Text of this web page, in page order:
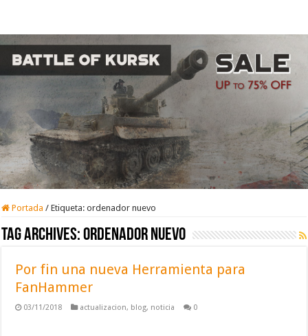
Portada / Etiqueta:ordenador nuevo
Tag Archives:ordenador nuevo
Por fin una nueva Herramienta para
FanHammer
03/11/2018 actualizacion, blog, noticia 0